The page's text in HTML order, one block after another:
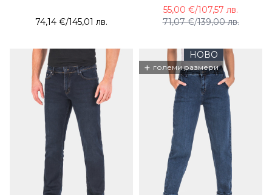
74,14 €/145,01 лв. 71,07 €/139,00 лв.
55,00 €/107,57 лв.
НОВО
+ големи размери